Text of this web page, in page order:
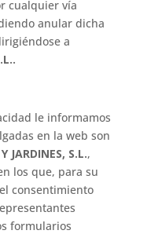
cualquier vía
anular dicha
a
le informamos
en la web son
JARDINES, S.L.,
los que, para su
consentimiento
formularios